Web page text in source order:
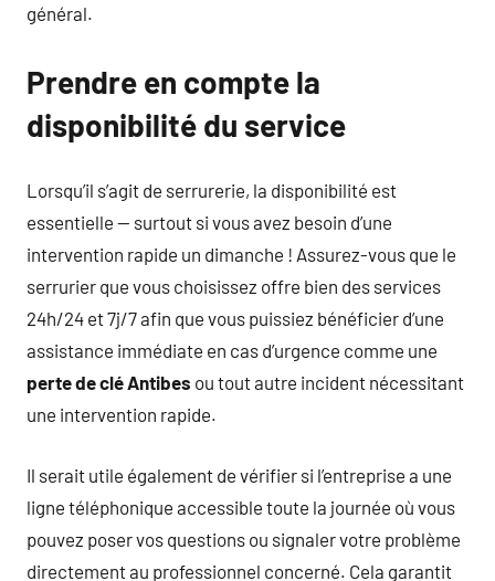
général.
Prendre en compte la
disponibilité du service
Lorsqu’il s’agit de serrurerie, la disponibilité est
essentielle — surtout si vous avez besoin d’une
intervention rapide un dimanche ! Assurez-vous que le
serrurier que vous choisissez offre bien des services
24h/24 et 7j/7 afin que vous puissiez bénéficier d’une
assistance immédiate en cas d’urgence comme une
perte de clé Antibes ou tout autre incident nécessitant
une intervention rapide.
Il serait utile également de vérifier si l’entreprise a une
ligne téléphonique accessible toute la journée où vous
pouvez poser vos questions ou signaler votre problème
directement au professionnel concerné. Cela garantit